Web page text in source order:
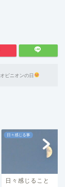
ピニオンの日
日々感じる事
日々感じること